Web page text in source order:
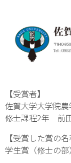
【受賞者】
佐賀大学大学院
修士課程2年 前
【受賞した賞の名
学生賞（修士の部）